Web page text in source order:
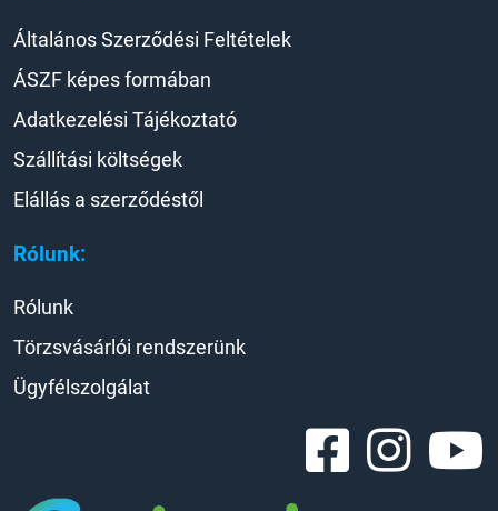
Rólunk:
Általános Szerződési Feltételek
ÁSZF képes formában
Adatkezelési Tájékoztató
Szállítási költségek
Elállás a szerződéstől
Rólunk
Törzsvásárlói rendszerünk
Ügyfélszolgálat